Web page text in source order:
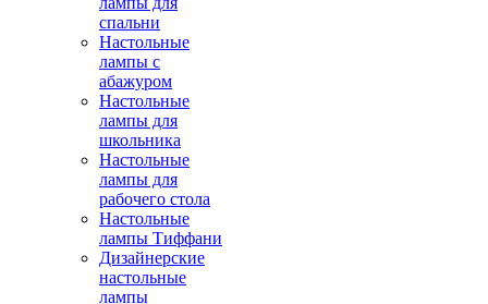
спальни
Настольные
лампы с
абажуром
Настольные
лампы для
школьника
Настольные
лампы для
рабочего стола
Настольные
лампы Тиффани
Дизайнерские
настольные
лампы